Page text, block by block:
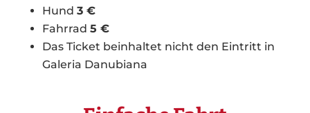
Hund 3 €
Fahrrad 5 €
Das Ticket beinhaltet nicht den Eintritt in
Galeria Danubiana